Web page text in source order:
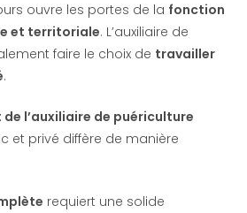
ouvre les portes de la fonction
et territoriale. L’auxiliaire de
faire le choix de travailler
.
l’auxiliaire de puériculture
et privé diffère de manière
requiert une solide